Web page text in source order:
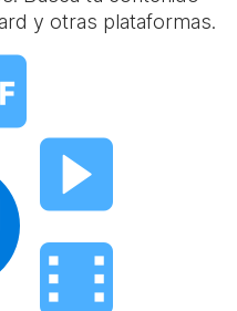
y otras plataformas.